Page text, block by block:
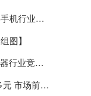
并重组分析
图】
及市场份额
阔【组图】